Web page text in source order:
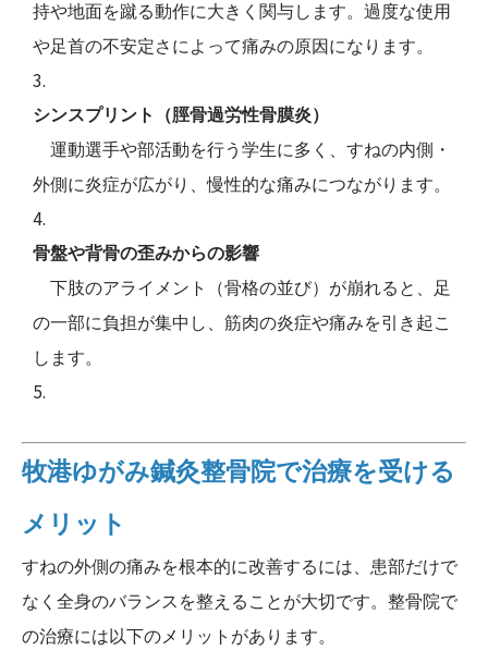
持や地面を蹴る動作に大きく関与します。過度な使用
や足首の不安定さによって痛みの原因になります。
シンスプリント（脛骨過労性骨膜炎）
運動選手や部活動を行う学生に多く、すねの内側・
外側に炎症が広がり、慢性的な痛みにつながります。
骨盤や背骨の歪みからの影響
下肢のアライメント（骨格の並び）が崩れると、足
の一部に負担が集中し、筋肉の炎症や痛みを引き起こ
します。
牧港ゆがみ鍼灸整骨院で治療を受ける
メリット
すねの外側の痛みを根本的に改善するには、患部だけで
なく全身のバランスを整えることが大切です。整骨院で
の治療には以下のメリットがあります。